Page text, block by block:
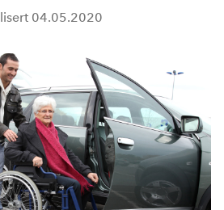
04.05.2020